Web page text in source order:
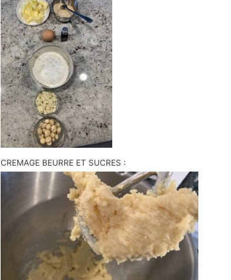
CREMAGE BEURRE ET SUCRES :